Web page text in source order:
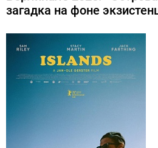
загадка на фоне